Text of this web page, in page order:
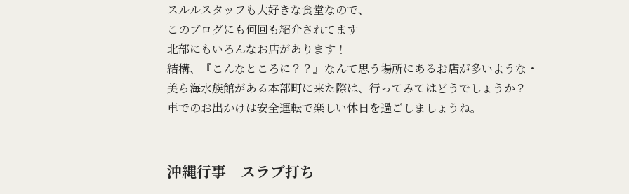
スルルスタッフも大好きな食堂なので、
このブログにも何回も紹介されてます
北部にもいろんなお店があります！
結構、『こんなところに？？』なんて思う場所にあるお店が多いような・
美ら海水族館がある本部町に来た際は、行ってみてはどうでしょうか？
車でのお出かけは安全運転で楽しい休日を過ごしましょうね。
沖縄行事 スラブ打ち